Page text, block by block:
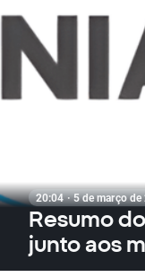
20:04 · 5 de março
Resumo
junto aos